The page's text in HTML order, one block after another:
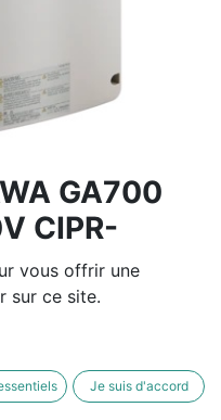
GA700
CIPR-
de 380V à 480V
- Heavy Duty: 605 A /
vous offrir une
sur ce site.
Je suis d'accord